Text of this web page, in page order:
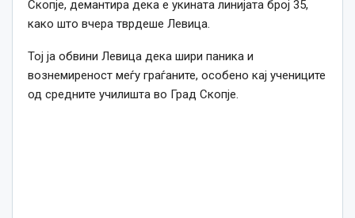
Скопје, демантира дека е укината линијата број 35,
како што вчера тврдеше Левица.
Тој ја обвини Левица дека шири паника и
вознемиреност меѓу граѓаните, особено кај учениците
од средните училишта во Град Скопје.